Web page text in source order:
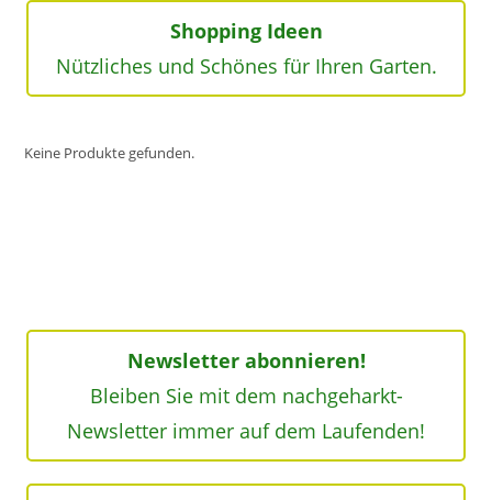
Shopping Ideen
Nützliches und Schönes für Ihren Garten.
Keine Produkte gefunden.
Newsletter abonnieren!
Bleiben Sie mit dem nachgeharkt-
Newsletter immer auf dem Laufenden!